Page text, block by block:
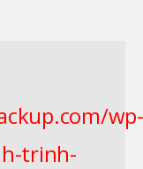
wp-
trinh-